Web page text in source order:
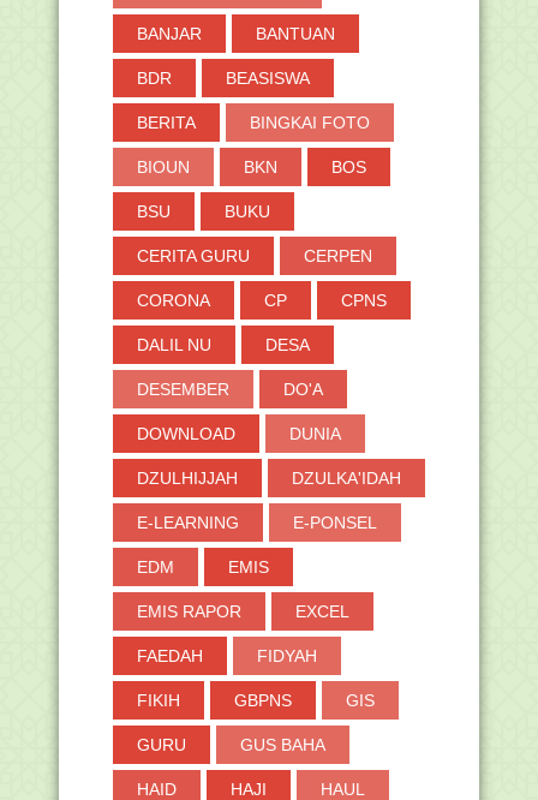
BANJAR BANTUAN
BDR BEASISWA
BERITA BINGKAI FOTO
BIOUN BKN BOS
BSU BUKU
CERITA GURU CERPEN
CORONA CP CPNS
DALIL NU DESA
DESEMBER DO'A
DOWNLOAD DUNIA
DZULHIJJAH DZULKA'IDAH
E-LEARNING E-PONSEL
EDM EMIS
EMIS RAPOR EXCEL
FAEDAH FIDYAH
FIKIH GBPNS GIS
GURU GUS BAHA
HAID HAJI HAUL